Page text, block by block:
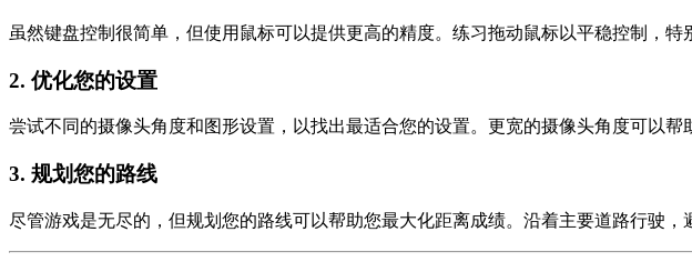
虽然键盘控制很简单，但使用鼠标可以提供更高的精度。练习拖动鼠标以平稳控制，特
2. 优化您的设置
尝试不同的摄像头角度和图形设置，以找出最适合您的设置。更宽的摄像头角度可以帮
3. 规划您的路线
尽管游戏是无尽的，但规划您的路线可以帮助您最大化距离成绩。沿着主要道路行驶，